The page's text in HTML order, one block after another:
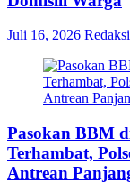
Juli 16, 2026
Pasokan BBM
Terhambat,
Antrean